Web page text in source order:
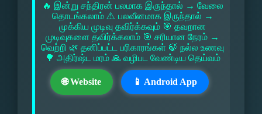
🔥 இன்று சந்திரன் பலமாக இருந்தால் → வேலை
தொடங்கலாம் ⚠ பலவீனமாக இருந்தால் →
முக்கிய முடிவு தவிர்க்கவும் 🎯 தவறான
முடிவுகளை தவிர்க்கலாம் 🎯 சரியான நேரம் →
வெற்றி 🌿 தனிப்பட்ட பரிகாரங்கள் 🍃 நல்ல உணவு
🌳 அதிர்ஷ்ட மரம் 🙏 வழிபட வேண்டிய தெய்வம்
🌐 Website 📱 Android App